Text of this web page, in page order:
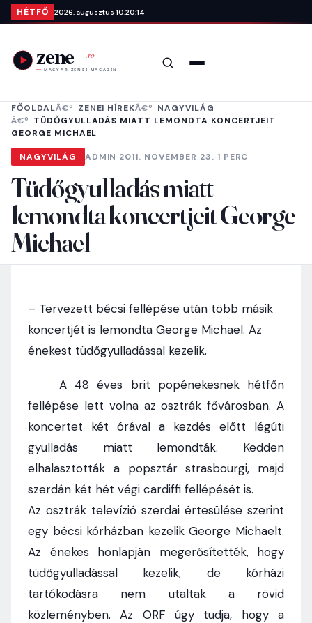
Ugrás a tartalomra
HÉTFŐ 2026. augusztus 10. 20:14
Keresés
FŐOLDAL ZENEI HÍREK
NAGYVILÁG
TÜDŐGYULLADÁS MIATT LEMONDTA KONCERTJEIT
GEORGE MICHAEL
NAGYVILÁG ADMIN·2011. NOVEMBER 23.·1 PERC
Tüdőgyulladás miatt
lemondta koncertjeit George
Michael
– Tervezett bécsi fellépése után több másik
koncertjét is lemondta George Michael. Az
énekest tüdőgyulladással kezelik.
A 48 éves brit popénekesnek hétfőn
fellépése lett volna az osztrák fővárosban. A
koncertet két órával a kezdés előtt légúti
gyulladás miatt lemondták. Kedden
elhalasztották a popsztár strasbourgi, majd
szerdán két hét végi cardiffi fellépését is.
Az osztrák televízió szerdai értesülése szerint
egy bécsi kórházban kezelik George Michaelt.
Az énekes honlapján megerősítették, hogy
tüdőgyulladással kezelik, de kórházi
tartókodásra nem utaltak a rövid
közleményben. Az ORF úgy tudja, hogy a